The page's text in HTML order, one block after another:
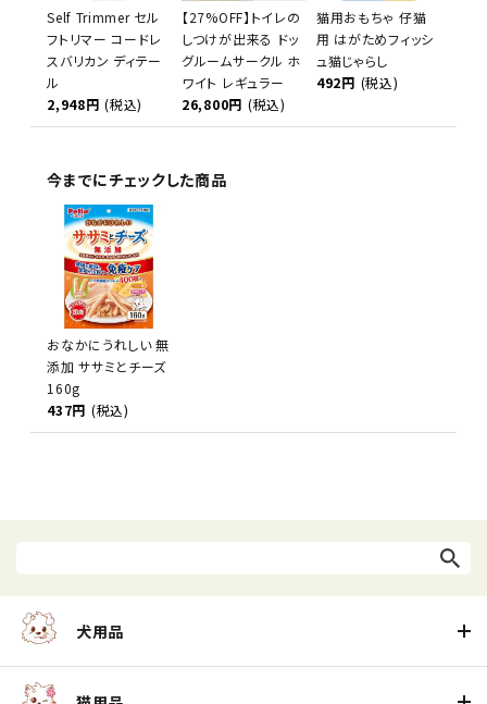
Self Trimmer セル
フトリマー コードレ
スバリカン ディテー
ル
2,948円 (税込)
【27%OFF】トイレの
しつけが出来る ドッ
グルームサークル ホ
ワイト レギュラー
26,800円 (税込)
猫用おもちゃ 仔猫
用 はがためフィッシ
ュ猫じゃらし
492円 (税込)
今までにチェックした商品
おなかにうれしい 無
添加 ササミとチーズ
160g
437円 (税込)
犬用品